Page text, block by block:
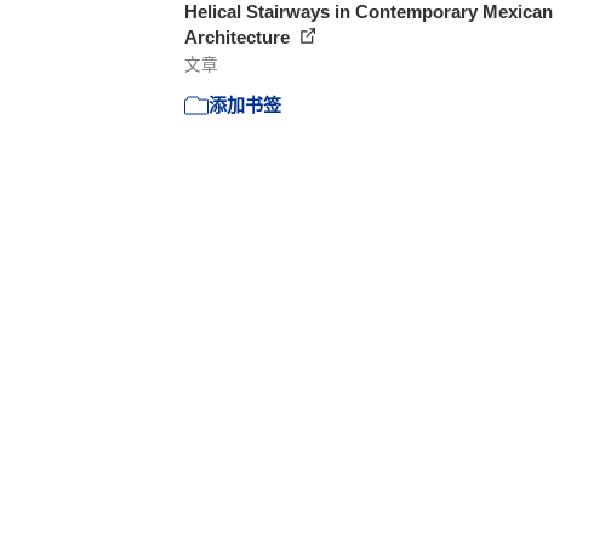
Helical Stairways in Contemporary Mexican
Architecture
文章
添加书签